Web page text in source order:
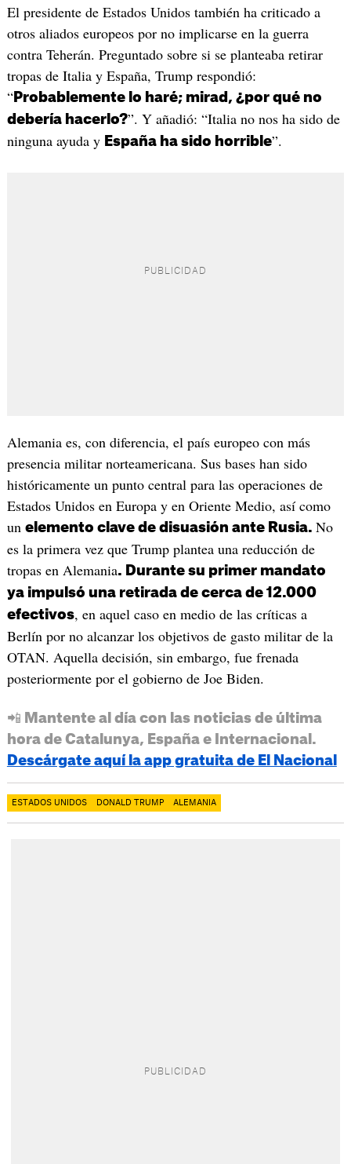
El presidente de Estados Unidos también ha criticado a
otros aliados europeos por no implicarse en la guerra
contra Teherán. Preguntado sobre si se planteaba retirar
tropas de Italia y España, Trump respondió:
“Probablemente lo haré; mirad, ¿por qué no
debería hacerlo?”. Y añadió: “Italia no nos ha sido de
ninguna ayuda y España ha sido horrible”.
Alemania es, con diferencia, el país europeo con más
presencia militar norteamericana. Sus bases han sido
históricamente un punto central para las operaciones de
Estados Unidos en Europa y en Oriente Medio, así como
un elemento clave de disuasión ante Rusia. No
es la primera vez que Trump plantea una reducción de
tropas en Alemania. Durante su primer mandato
ya impulsó una retirada de cerca de 12.000
efectivos, en aquel caso en medio de las críticas a
Berlín por no alcanzar los objetivos de gasto militar de la
OTAN. Aquella decisión, sin embargo, fue frenada
posteriormente por el gobierno de Joe Biden.
📲 Mantente al día con las noticias de última
hora de Catalunya, España e Internacional.
Descárgate aquí la app gratuita de El Nacional
ESTADOS UNIDOS DONALD TRUMP ALEMANIA